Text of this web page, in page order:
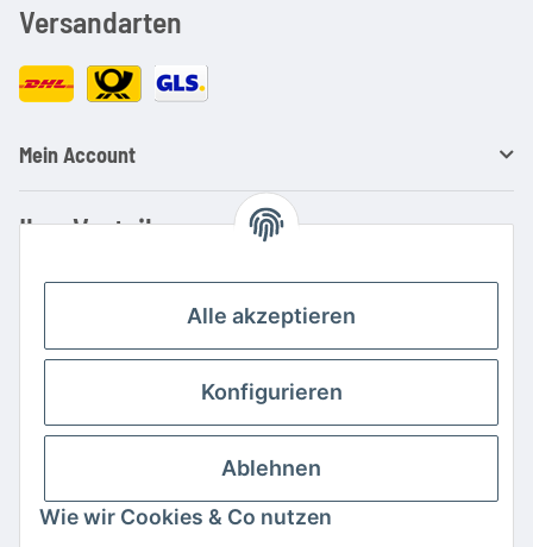
Versandarten
Mein Account
Ihre Vorteile
Kauf auf Rechnung
Große Auswahl an Netzteilen und Ladegeräten
Schnelle Lieferung
Hohe Lagerverfügbarkeit
Vertrag widerrufen
Alle akzeptieren
Konfigurieren
Ablehnen
Wie wir Cookies & Co nutzen